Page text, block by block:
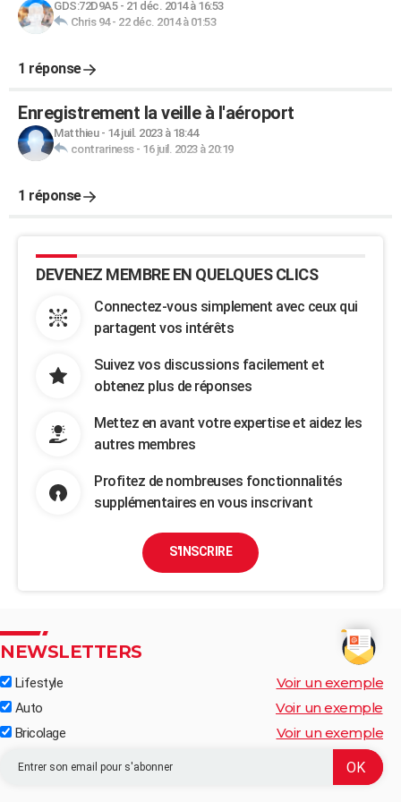
GDS:72D9A5- 21 déc. 2014 à 16:53
Chris 94- 22 déc. 2014 à 01:53
1 réponse
Enregistrement la veille à l'aéroport
Matthieu- 14 juil. 2023 à 18:44
contrariness- 16 juil. 2023 à 20:19
1 réponse
DEVENEZ MEMBRE EN QUELQUES CLICS
Connectez-vous simplement avec ceux qui
partagent vos intérêts
Suivez vos discussions facilement et
obtenez plus de réponses
Mettez en avant votre expertise et aidez les
autres membres
Profitez de nombreuses fonctionnalités
supplémentaires en vous inscrivant
S'INSCRIRE
NEWSLETTERS
Lifestyle Voir un exemple
Auto Voir un exemple
Bricolage Voir un exemple